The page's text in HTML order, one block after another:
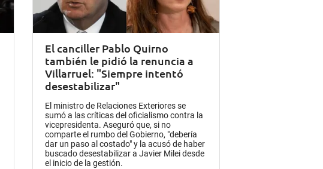
El canciller Pablo Quirno
también le pidió la renuncia a
Villarruel: "Siempre intentó
desestabilizar"
El ministro de Relaciones Exteriores se
sumó a las críticas del oficialismo contra la
vicepresidenta. Aseguró que, si no
comparte el rumbo del Gobierno, "debería
dar un paso al costado" y la acusó de haber
buscado desestabilizar a Javier Milei desde
el inicio de la gestión.